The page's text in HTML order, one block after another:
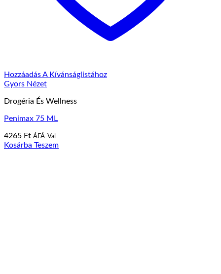
Hozzáadás A Kívánságlistához
Gyors Nézet
Drogéria És Wellness
Penimax 75 ML
4265 Ft ÁFÁ-Val
Kosárba Teszem